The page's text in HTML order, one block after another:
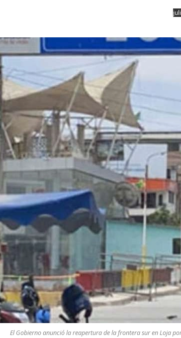
El Gobierno anunció la reapertura de la frontera sur en Loja